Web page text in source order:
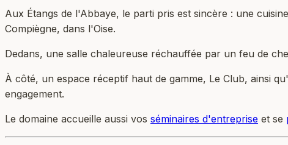
Aux Étangs de l'Abbaye, le parti pris est sincère : une
Compiègne, dans l'Oise.
Dedans, une salle chaleureuse réchauffée par un feu de
À côté, un espace réceptif haut de gamme, Le Club, ainsi
engagement.
Le domaine accueille aussi vos séminaires d'entreprise et se